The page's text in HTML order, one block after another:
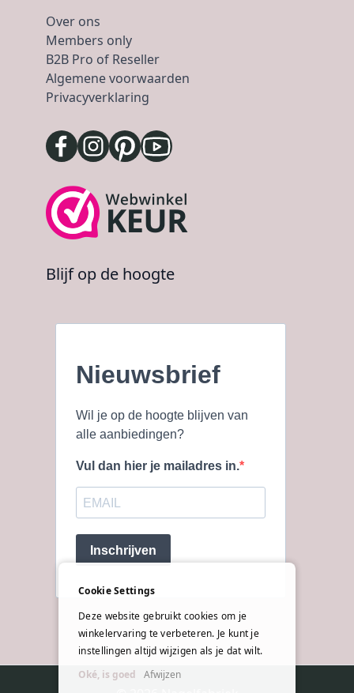
Over ons
Members only
B2B Pro of Reseller
Algemene voorwaarden
Privacyverklaring
Blijf op de hoogte
Nieuwsbrief
Wil je op de hoogte blijven van
alle aanbiedingen?
Vul dan hier je mailadres in.
Inschrijven
Cookie Settings
Deze website gebruikt cookies om je
winkelervaring te verbeteren. Je kunt je
instellingen altijd wijzigen als je dat wilt.
Oké, is goed
Afwijzen